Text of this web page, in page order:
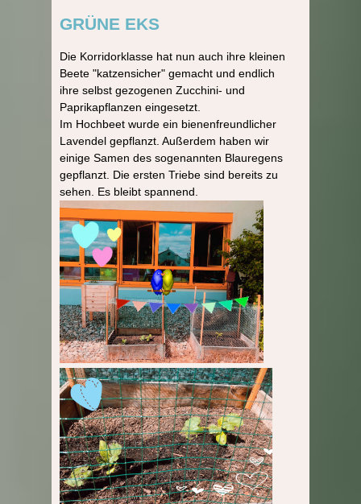
GRÜNE EKS
Die Korridorklasse hat nun auch ihre kleinen
Beete "katzensicher" gemacht und endlich
ihre selbst gezogenen Zucchini- und
Paprikapflanzen eingesetzt.
Im Hochbeet wurde ein bienenfreundlicher
Lavendel gepflanzt. Außerdem haben wir
einige Samen des sogenannten Blauregens
gepflanzt. Die ersten Triebe sind bereits zu
sehen. Es bleibt spannend.